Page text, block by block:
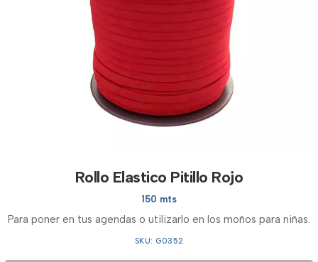
Rollo Elastico Pitillo Rojo
150 mts
Para poner en tus agendas o utilizarlo en los moños para niñas.
SKU: G0352